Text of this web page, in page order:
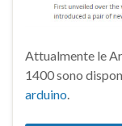
Attualmente le
1400 sono
arduino.